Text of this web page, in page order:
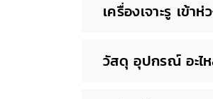
เครื่องเจาะรู เข้าห่
วัสดุ อุปกรณ์ อะไ